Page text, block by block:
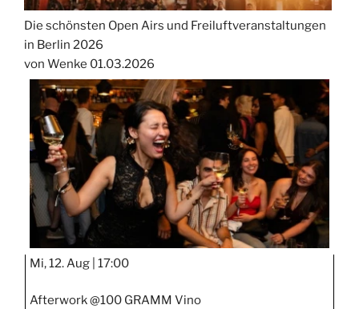
Die schönsten Open Airs und Freiluftveranstaltungen
in Berlin 2026
von Wenke 01.03.2026
Mi, 12. Aug | 17:00
Afterwork @100 GRAMM Vino